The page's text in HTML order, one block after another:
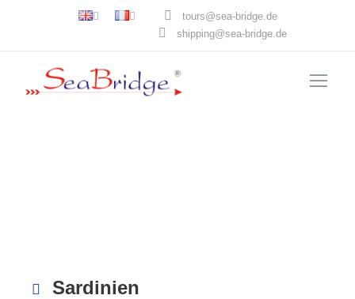
tours@sea-bridge.de
shipping@sea-bridge.de
Sardinien